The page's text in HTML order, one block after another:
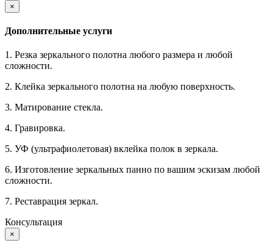
×
Дополнительные услуги
1. Резка зеркального полотна любого размера и любой
сложности.
2. Клейка зеркального полотна на любую поверхность.
3. Матирование стекла.
4. Гравировка.
5. УФ (ультрафиолетовая) вклейка полок в зеркала.
6. Изготовление зеркальных панно по вашим эскизам любой
сложности.
7. Реставрация зеркал.
Консультация
×